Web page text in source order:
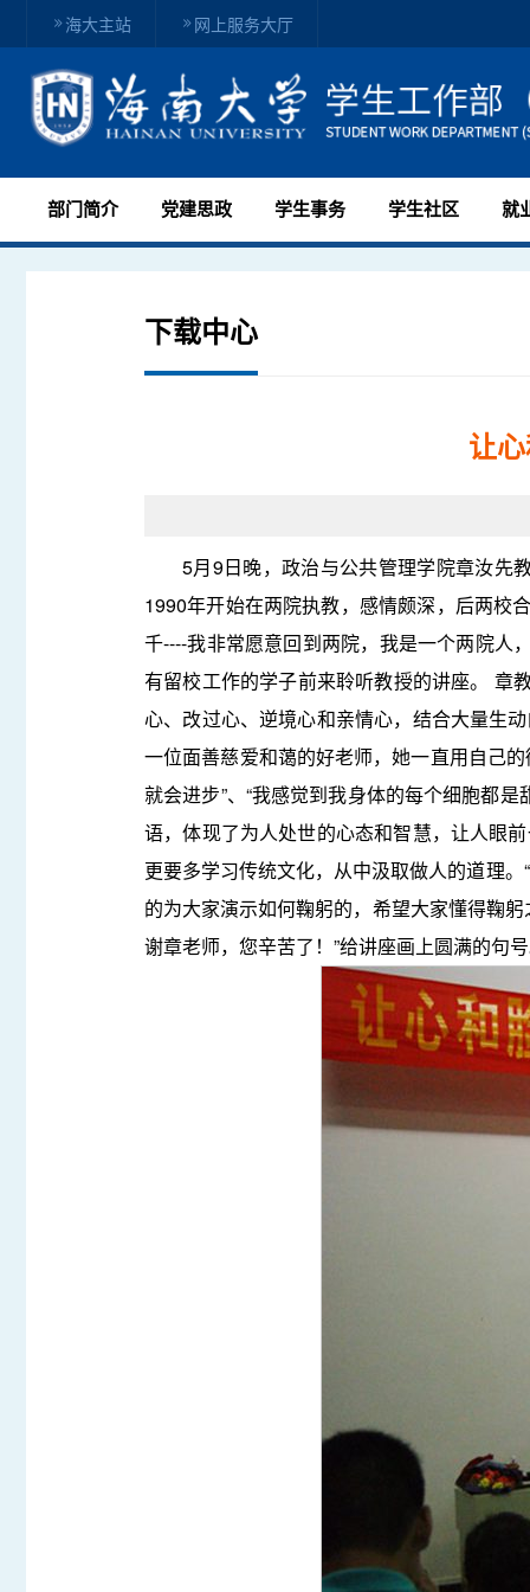
海大主站 网上服务大厅
部门简介 党建思政 学生事务 学生社区 就
下载中心
让
5月9日晚，政治与公共管理学院章汝先
1990年开始在两院执教，感情颇深，后两校
千----我非常愿意回到两院，我是一个两院人
有留校工作的学子前来聆听教授的讲座。 章
心、改过心、逆境心和亲情心，结合大量生
一位面善慈爱和蔼的好老师，她一直用自己
就会进步”、“我感觉到我身体的每个细胞都
语，体现了为人处世的心态和智慧，让人眼
更要多学习传统文化，从中汲取做人的道理
的为大家演示如何鞠躬的，希望大家懂得鞠
谢章老师，您辛苦了！”给讲座画上圆满的句